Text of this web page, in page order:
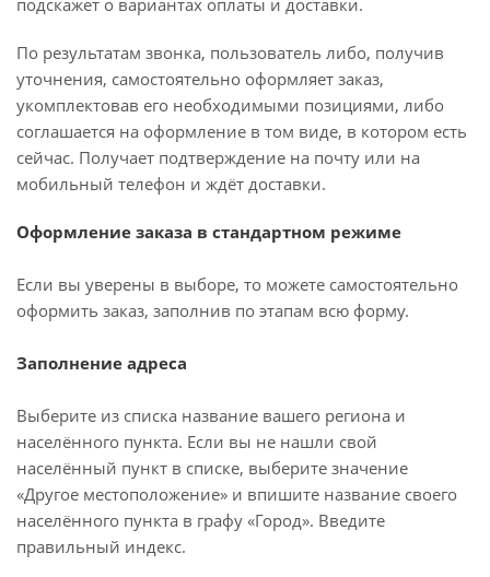
подскажет о вариантах оплаты и доставки.
По результатам звонка, пользователь либо, получив
уточнения, самостоятельно оформляет заказ,
укомплектовав его необходимыми позициями, либо
соглашается на оформление в том виде, в котором есть
сейчас. Получает подтверждение на почту или на
мобильный телефон и ждёт доставки.
Оформление заказа в стандартном режиме
Если вы уверены в выборе, то можете самостоятельно
оформить заказ, заполнив по этапам всю форму.
Заполнение адреса
Выберите из списка название вашего региона и
населённого пункта. Если вы не нашли свой
населённый пункт в списке, выберите значение
«Другое местоположение» и впишите название своего
населённого пункта в графу «Город». Введите
правильный индекс.